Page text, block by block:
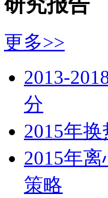
更多>>
2013-
分
2015年
2015年
策略